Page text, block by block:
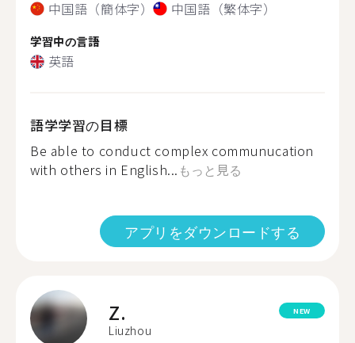
中国語（簡体字） 中国語（繁体字）
学習中の言語
英語
語学学習の目標
Be able to conduct complex communucation
with others in English... もっと見る
アプリをダウンロードする
Z.
Liuzhou
NEW